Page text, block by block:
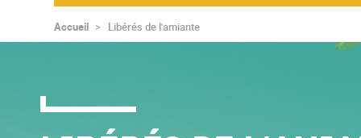
Accueil Libérés de l'amiante